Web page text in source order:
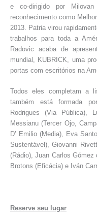
e co-dirigido por
reconhecimento como
2013. Patria virou
trabalhos para toda a
Radovic acaba de
mundial, KUBRICK, uma
portas com escritórios na
Todos eles completam a
também está formada
Rodrigues (Via Pública),
Messianu (Tercer Ojo,
D’ Emilio (Media), Eva
Sustentável), Giovanni
(Rádio), Juan Carlos
Brotons (Eficácia) e Iván
Reserve seu lugar